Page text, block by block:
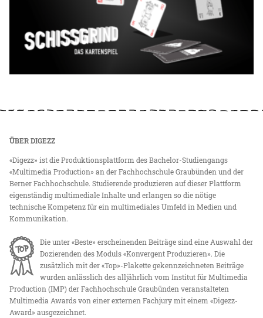
ÜBER DIGEZZ
«Digezz» ist die Produktionsplattform des Bachelor-Studiengangs
«Multimedia Production» an der Fachhochschule Graubünden und der
Berner Fachhochschule. Studierende produzieren auf dieser Plattform
eigenständig multimediale Inhalte und erlangen so die nötige
technische Kompetenz für ein multimediales Umfeld in Medien und
Kommunikation.
Die unter «Beste» erscheinenden Beiträge sind eine Auswahl der
Dozierenden des Moduls «Konvergent Produzieren». Die
zusätzlich mit der «Top»-Plakette gekennzeichneten Beiträge
wurden anlässlich des alljährlich vom Institut für Multimedia
Production (IMP) der Fachhochschule Graubünden veranstalteten
Multimedia Awards von einer externen Fachjury mit einem «Digezz-
Award» ausgezeichnet.